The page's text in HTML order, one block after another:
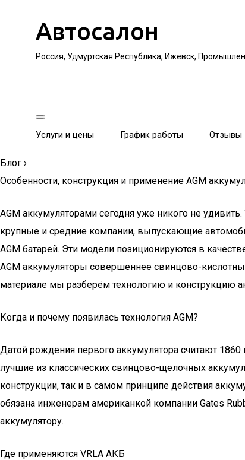
Автосалон
Россия, Удмуртская Республика, Ижевск,
Услуги и цены График работы Отзывы
Блог ›
Особенности, конструкция и применение AGM
AGM аккумуляторами сегодня уже никого не
крупные и средние компании, выпускающие
AGM батарей. Эти модели позиционируются в
AGM аккумуляторы совершеннее свинцово-
материале мы разберём технологию и конструкцию
Когда и почему появилась технология AGM?
Датой рождения первого аккумулятора считают
лучшие из классических свинцово-щелочных
конструкции, так и в самом принципе действия
обязана инженерам американкой компании Gates
аккумулятору.
Где применяются VRLA АКБ